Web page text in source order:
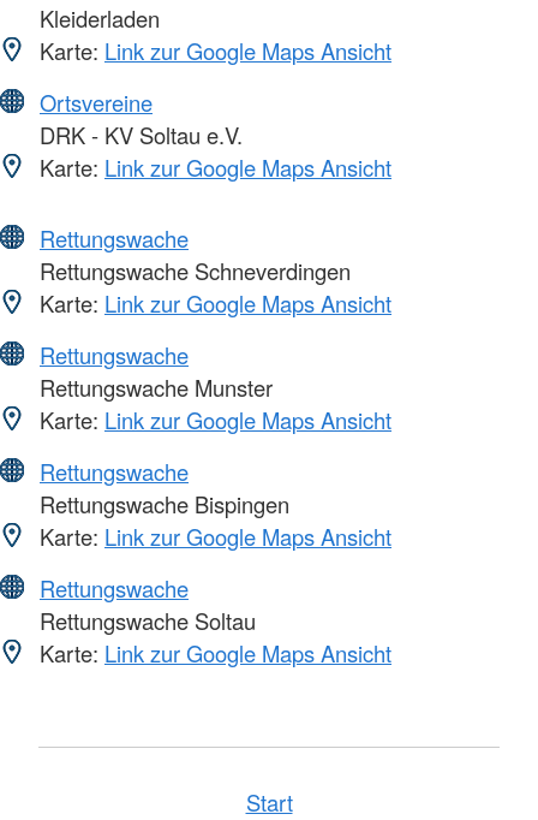
Kleiderladen
Karte: Link zur Google Maps Ansicht
Ortsvereine
DRK - KV Soltau e.V.
Karte: Link zur Google Maps Ansicht
Rettungswache
Rettungswache Schneverdingen
Karte: Link zur Google Maps Ansicht
Rettungswache
Rettungswache Munster
Karte: Link zur Google Maps Ansicht
Rettungswache
Rettungswache Bispingen
Karte: Link zur Google Maps Ansicht
Rettungswache
Rettungswache Soltau
Karte: Link zur Google Maps Ansicht
Start